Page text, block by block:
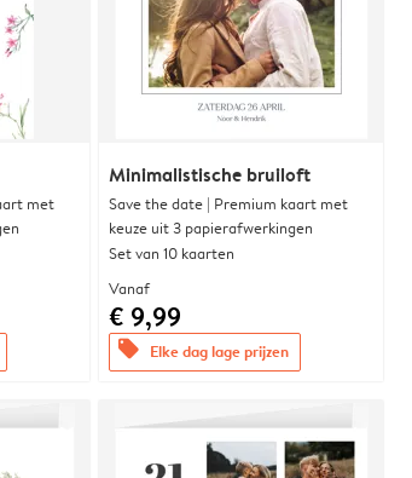
met
Minimalistische bruiloft
Save the date | Premium kaart met
keuze uit 3 papierafwerkingen
Set van 10 kaarten
Vanaf
€ 9,99
offers Elke dag lage prijzen